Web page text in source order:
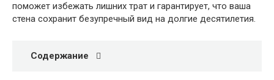
поможет избежать лишних трат и гарантирует, что ваша
стена сохранит безупречный вид на долгие десятилетия.
Содержание